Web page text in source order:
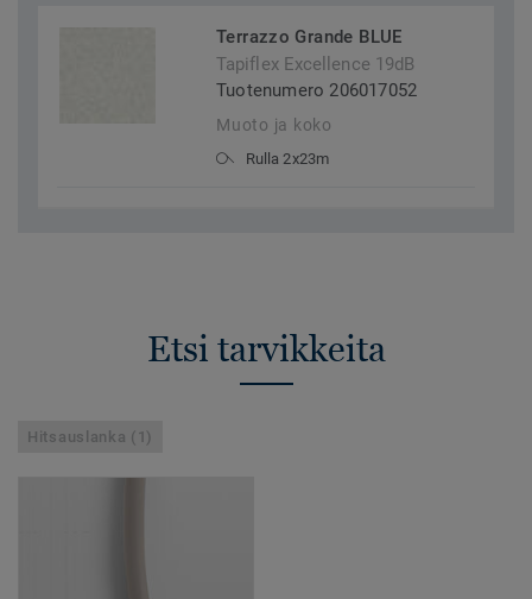
Terrazzo Grande BLUE
Tapiflex Excellence 19dB
Tuotenumero 206017052
Muoto ja koko
Rulla 2x23m
Etsi tarvikkeita
Hitsauslanka (1)